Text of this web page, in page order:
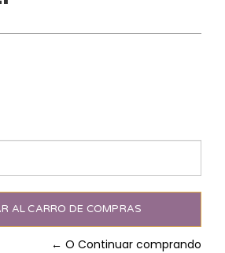
← O Continuar comprando